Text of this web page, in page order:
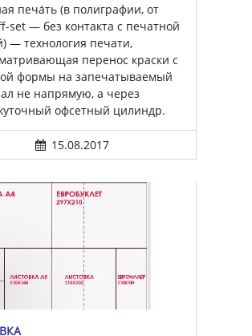
печа́ть (в полиграфии, от
set — без контакта с печатной
— технология печати,
перенос краски с
формы на запечатываемый
не напрямую, а через
офсетный цилиндр.
15.08.2017